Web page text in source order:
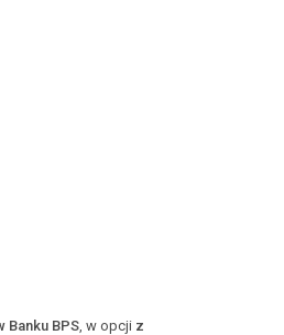
Banku BPS, w opcji z